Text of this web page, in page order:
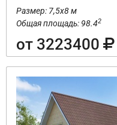
Размер: 7,5х8 м
Общая площадь: 98.42
от 3223400